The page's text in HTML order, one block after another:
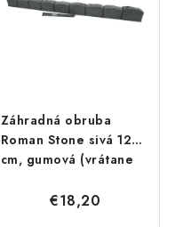
Záhradná obruba
Roman Stone sivá 120
cm, gumová (vrátane
€18,20